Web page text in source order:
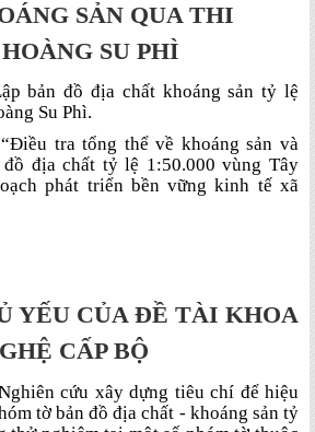
SẢN QUA THI
SU PHÌ
bản đồ địa chất khoáng sản tỷ lệ
Su Phì.
tra tổng thể về khoáng sản và
địa chất tỷ lệ 1:50.000 vùng Tây
phát triển bền vững kinh tế xã
YẾU CỦA ĐỀ TÀI KHOA
CẤP BỘ
cứu xây dựng tiêu chí để hiệu
tờ bản đồ địa chất - khoáng sản tỷ